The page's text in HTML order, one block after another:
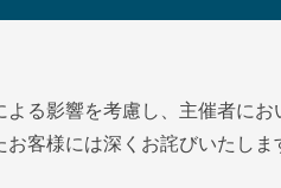
る影響を考慮し、主催者にお
お客様には深くお詫びいたし